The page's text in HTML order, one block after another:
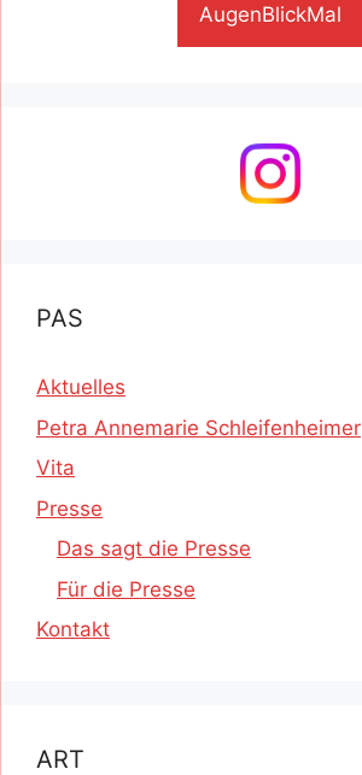
AugenBlickMal
PAS
Aktuelles
Petra Annemarie Schleifenheimer
Vita
Presse
Das sagt die Presse
Für die Presse
Kontakt
ART